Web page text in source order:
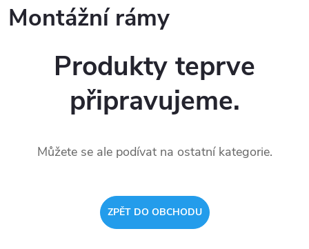
Montážní rámy
Produkty teprve
připravujeme.
Můžete se ale podívat na ostatní kategorie.
ZPĚT DO OBCHODU